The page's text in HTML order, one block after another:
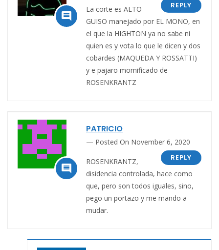

REPLY
La corte es ALTO
GUISO manejado por EL MONO, en
el que la HIGHTON ya no sabe ni
quien es y vota lo que le dicen y dos
cobardes (MAQUEDA Y ROSSATTI)
y e pajaro momificado de
ROSENKRANTZ

PATRICIO
Posted On November 6, 2020
REPLY
ROSENKRANTZ,
disidencia controlada, hace como
que, pero son todos iguales, sino,
pego un portazo y me mando a
mudar.